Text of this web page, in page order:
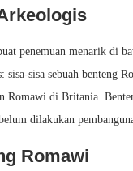
penemuan menarik di
sisa sebuah benteng
Romawi di Britania.
dilakukan
Romawi